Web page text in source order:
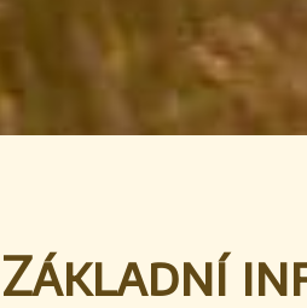
Základní